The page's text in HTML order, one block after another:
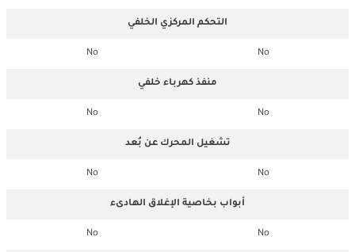
التحكم المركزي الخلفي
No
No
منفذ كهرباء خلفي
No
No
تشغيل المحرك عن بُعد
No
No
أبواب بخاصية الإغلاق الهادىء
No
No